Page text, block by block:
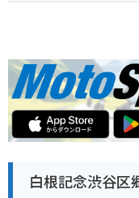
白根記念渋谷区